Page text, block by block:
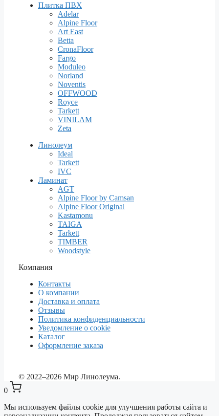
Плитка ПВХ
Adelar
Alpine Floor
Art East
Betta
CronaFloor
Fargo
Moduleo
Norland
Noventis
OFFWOOD
Royce
Tarkett
VINILAM
Zeta
Линолеум
Ideal
Tarkett
IVC
Ламинат
AGT
Alpine Floor by Camsan
Alpine Floor Original
Kastamonu
TAIGA
Tarkett
TIMBER
Woodstyle
Компания
Контакты
О компании
Доставка и оплата
Отзывы
Политика конфиденциальности
Уведомление о cookie
Каталог
Оформление заказа
© 2022–2026 Мир Линолеума.
0
Мы используем файлы cookie для улучшения работы сайта и